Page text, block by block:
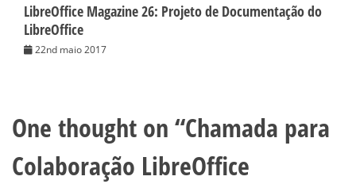
LibreOffice Magazine 26: Projeto de Documentação do
LibreOffice
22nd maio 2017
One thought on “Chamada para
Colaboração LibreOffice